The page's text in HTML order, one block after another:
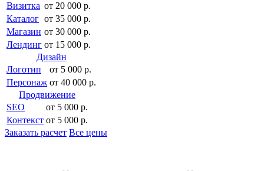
Визитка от 20 000 р.
Каталог от 35 000 р.
Магазин от 30 000 р.
Лендинг от 15 000 р.
Дизайн
Логотип
от 5 000 р.
Персонаж от 40 000 р.
Продвижение
SEO
от 5 000 р.
Контекст от 5 000 р.
Заказать расчет Все цены